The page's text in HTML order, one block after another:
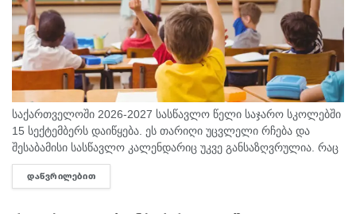
საქართველოში 2026-2027 სასწავლო წელი საჯარო სკოლებში
15 სექტემბერს დაიწყება. ეს თარიღი უცვლელი რჩება და
შესაბამისი სასწავლო კალენდარიც უკვე განსაზღვრულია. რაც
შეეხება საბავშვო ბაღებს, სასწავლო-სააღმზრდელო პროცესი
ასევე 15 სექტემბრიდან განახლდება. თბილისის...
ᲓᲐᲬᲕᲠᲘᲚᲔᲑᲘᲗ